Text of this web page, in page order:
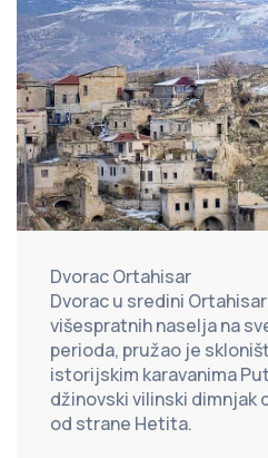
Dvorac Ortahisar
Dvorac u sredini
višespratnih naselja na
perioda, pružao je
istorijskim karavanima
džinovski vilinski dimnjak
od strane Hetita.